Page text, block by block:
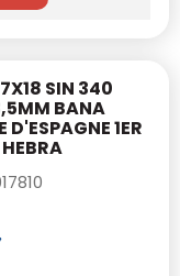
SIN 340
BANA
D'ESPAGNE 1ER
HEBRA